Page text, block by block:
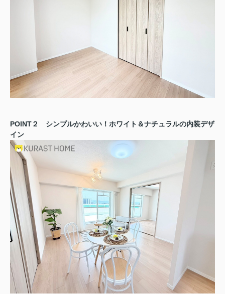
POINT２ シンプルかわいい！ホワイト＆ナチュラルの内装デザ
イン